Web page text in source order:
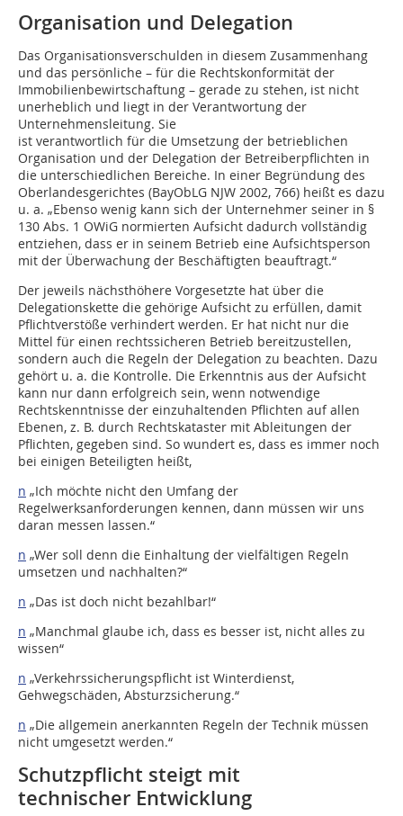
Organisation und Delegation
Das Organisationsverschulden in diesem Zusammenhang
und das persönliche – für die Rechtskonformität der
Immobilienbewirtschaftung – gerade zu stehen, ist nicht
unerheblich und liegt in der Verantwortung der
Unternehmensleitung. Sie
ist verantwortlich für die Umsetzung der betrieblichen
Organisation und der Delegation der Betreiberpflichten in
die unterschiedlichen Bereiche. In einer Begründung des
Oberlandesgerichtes (BayObLG NJW 2002, 766) heißt es dazu
u. a. „Ebenso wenig kann sich der Unternehmer seiner in §
130 Abs. 1 OWiG normierten Aufsicht dadurch vollständig
entziehen, dass er in seinem Betrieb eine Aufsichtsperson
mit der Überwachung der Beschäftigten beauftragt.“
Der jeweils nächsthöhere Vorgesetzte hat über die
Delegationskette die gehörige Aufsicht zu erfüllen, damit
Pflichtverstöße verhindert werden. Er hat nicht nur die
Mittel für einen rechtssicheren Betrieb bereitzustellen,
sondern auch die Regeln der Delegation zu beachten. Dazu
gehört u. a. die Kontrolle. Die Erkenntnis aus der Aufsicht
kann nur dann erfolgreich sein, wenn notwendige
Rechtskenntnisse der einzuhaltenden Pflichten auf allen
Ebenen, z. B. durch Rechtskataster mit Ableitungen der
Pflichten, gegeben sind. So wundert es, dass es immer noch
bei einigen Beteiligten heißt,
n „Ich möchte nicht den Umfang der
Regelwerksanforderungen kennen, dann müssen wir uns
daran messen lassen.“
n „Wer soll denn die Einhaltung der vielfältigen Regeln
umsetzen und nachhalten?“
n „Das ist doch nicht bezahlbar!“
n „Manchmal glaube ich, dass es besser ist, nicht alles zu
wissen“
n „Verkehrssicherungspflicht ist Winterdienst,
Gehwegschäden, Absturzsicherung.“
n „Die allgemein anerkannten Regeln der Technik müssen
nicht umgesetzt werden.“
Schutzpflicht steigt mit
technischer Entwicklung